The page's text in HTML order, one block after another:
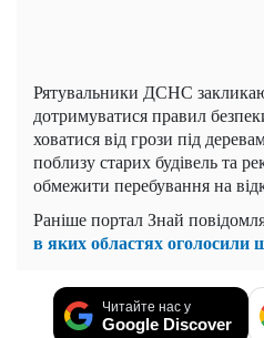
Рятувальники ДСНС
дотримуватися правил
ховатися від грози під
поблизу старих будівель та
обмежити перебування на
Раніше портал Знай
в яких областях
Читайте нас у
Google Discover